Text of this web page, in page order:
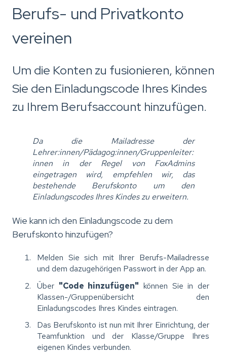
Berufs- und Privatkonto
vereinen
Um die Konten zu fusionieren, können
Sie den Einladungscode Ihres Kindes
zu Ihrem Berufsaccount hinzufügen.
Da die Mailadresse der
Lehrer:innen/Pädagog:innen/Gruppenleiter:
innen in der Regel von FoxAdmins
eingetragen wird, empfehlen wir, das
bestehende Berufskonto um den
Einladungscodes Ihres Kindes zu erweitern.
Wie kann ich den Einladungscode zu dem
Berufskonto hinzufügen?
Melden Sie sich mit Ihrer Berufs-Mailadresse
und dem dazugehörigen Passwort in der App an.
Über "Code hinzufügen" können Sie in der
Klassen-/Gruppenübersicht den
Einladungscodes Ihres Kindes eintragen.
Das Berufskonto ist nun mit Ihrer Einrichtung, der
Teamfunktion und der Klasse/Gruppe Ihres
eigenen Kindes verbunden.